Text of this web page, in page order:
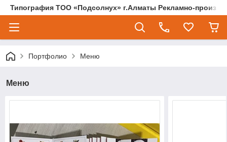
Типография ТОО «Подсолнух» г.Алматы Рекламно-
Портфолио Меню
Меню